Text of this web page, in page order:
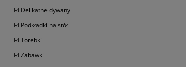
☑️ Delikatne dywany
☑️ Podkładki na stół
☑️ Torebki
☑️ Zabawki